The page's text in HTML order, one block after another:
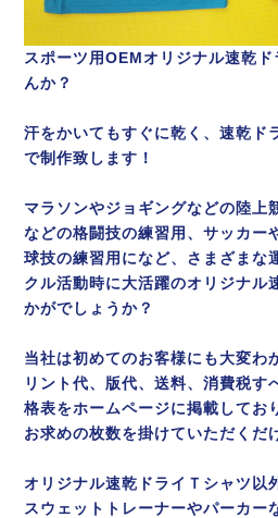
スポーツ用OEMオリジナル速乾
んか？
汗をかいてもすぐに乾く、速乾ド
で制作致します！
マラソンやジョギングなどの陸上
などの格闘技の練習用、サッカー
球技の練習用になど、さまざまな
クル活動時に大活躍のオリジナル
かがでしょうか？
当社は初めてのお客様にも大変わ
リント代、版代、送料、消費税す
格表をホームページに掲載してお
お求めの枚数を掛けていただくだ
オリジナル速乾ドライＴシャツ以
スウェットトレーナーやパーカー